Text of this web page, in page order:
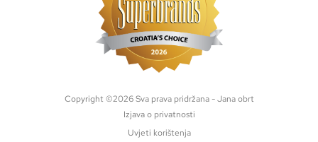
Copyright ©2026 Sva prava pridržana - Jana obrt
Izjava o privatnosti
Uvjeti korištenja